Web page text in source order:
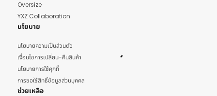
Oversize
YXZ Collaboration
นโยบาย
นโยบายความเป็นส่วนตัว
เงื่อนไขการเปลี่ยน-คืนสินค้า
นโยบายการใช้คุกกี้
การขอใช้สิทธิ์ข้อมูลส่วนบุคคล
ช่วยเหลือ